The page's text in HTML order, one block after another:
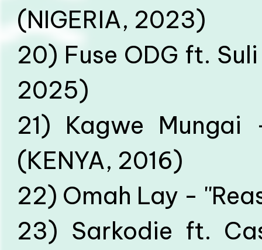
(NIGERIA, 2023)
20) Fuse ODG ft.
2025)
21) Kagwe Mungai
(KENYA, 2016)
22) Omah Lay -
23) Sarkodie ft.